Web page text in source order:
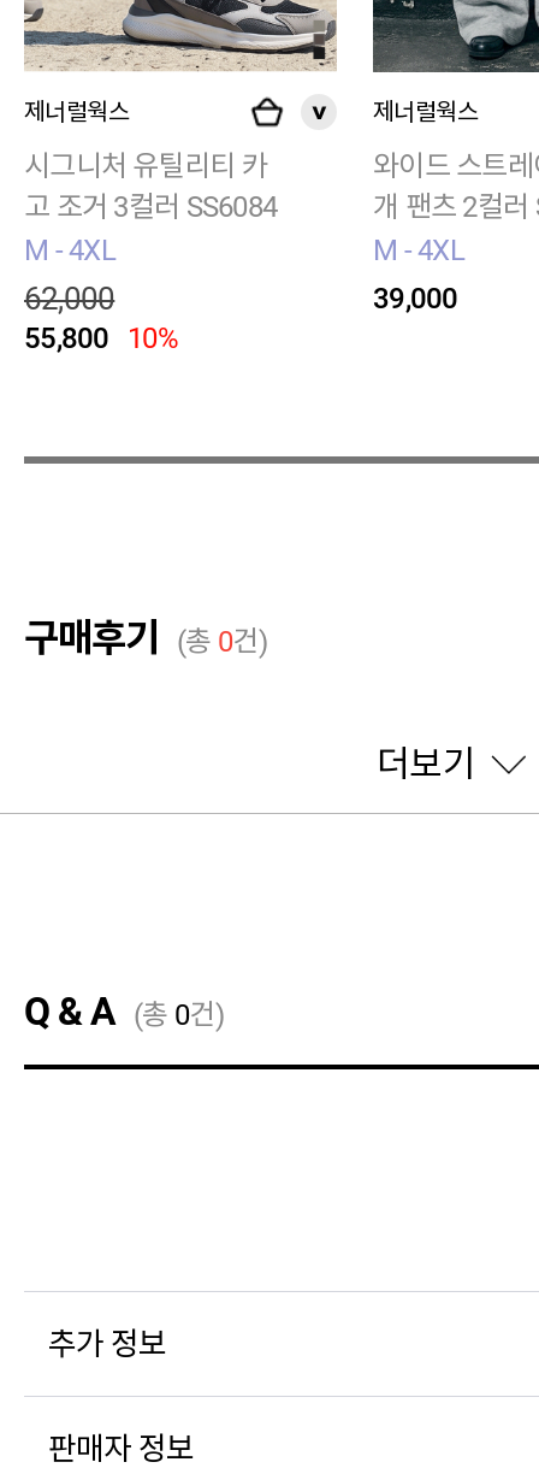
제너럴웍스
시그니처 유틸리티 카
고 조거 3컬러 SS6084
M - 4XL
62,000
55,800 10%
제너럴웍스
와이드 스트
개 팬츠 2컬러
M - 4XL
39,000
구매후기 (총 0건)
더보기
Q & A (총 0건)
추가 정보
판매자 정보